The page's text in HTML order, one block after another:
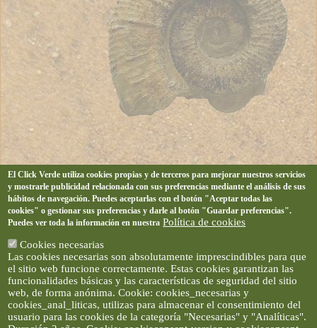
El Click Verde utiliza cookies propias y de terceros para mejorar nuestros servicios
y mostrarle publicidad relacionada con sus preferencias mediante el análisis de sus
hábitos de navegación. Puedes aceptarlas con el botón "Aceptar todas las
cookies" o gestionar sus preferencias y darle al botón "Guardar preferencias".
Puedes ver toda la información en nuestra Política de cookies
Cookies necesarias
Las cookies necesarias son absolutamente imprescindibles para que
el sitio web funcione correctamente. Estas cookies garantizan las
funcionalidades básicas y las características de seguridad del sitio
web, de forma anónima. Cookie: cookies_necesarias y
cookies_anal_liticas, utilizas para almacenar el consentimiento del
usuario para las cookies de la categoría "Necesarias" y "Analíticas".